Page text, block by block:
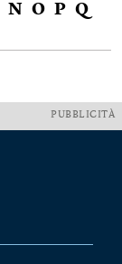
N O P Q
PUBBLICITÀ